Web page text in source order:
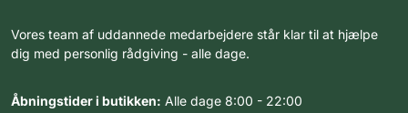
Vores team af uddannede medarbejdere står klar til at hjælpe
dig med personlig rådgiving - alle dage.
Åbningstider i butikken: Alle dage 8:00 - 22:00